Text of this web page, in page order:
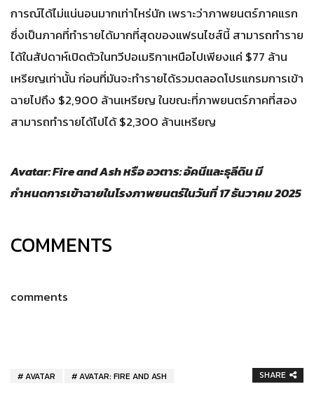
การณ์ได้ไม่แน่นอนมากเท่าไหร่นัก เพราะว่าภาพยนตร์ภาคแรก
ซึ่งเป็นภาคที่ทำรายได้มากที่สุดของแฟรนไชส์นี้ สามารถทำราย
ได้ในสัปดาห์เปิดตัวในทวีปอเมริกาเหนือไปเพียงแค่ $77 ล้าน
เหรียญเท่านั้น ก่อนที่มันจะทำรายได้รวมตลอดโปรแกรมการเข้า
ฉายไปถึง $2,900 ล้านเหรียญ ในขณะที่ภาพยนตร์ภาคที่สอง
สามารถทำรายได้ไปได้ $2,300 ล้านเหรียญ
Avatar: Fire and Ash หรือ อวตาร: อัคนีและธุลีดิน มี
กำหนดการเข้าฉายในโรงภาพยนตร์ในวันที่ 17 ธันวาคม 2025
COMMENTS
comments
AVATAR AVATAR: FIRE AND ASH SHARE